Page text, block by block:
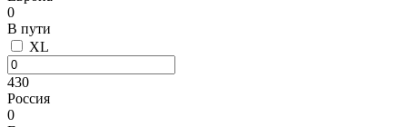
0
В пути
XL
430
Россия
0